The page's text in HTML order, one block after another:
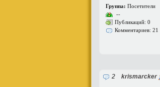
Группа: Посетители
--
Публикаций: 0
Комментариев: 21
2 krismarcker